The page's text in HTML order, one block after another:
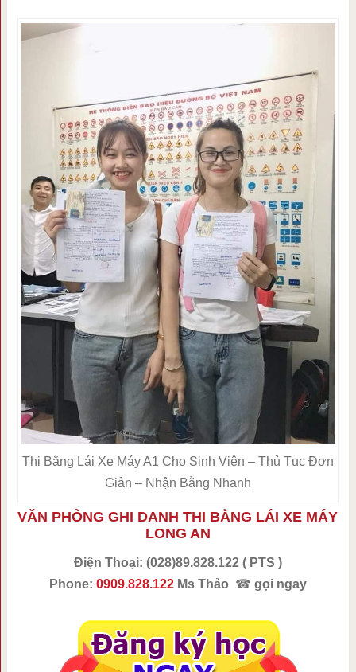
Thi Bằng Lái Xe Máy A1 Cho Sinh Viên – Thủ Tục Đơn
Giản – Nhận Bằng Nhanh
VĂN PHÒNG GHI DANH THI BẰNG LÁI XE MÁY
LONG AN
Điện Thoại: (028)89.828.122 ( PTS )
Phone: 0909.828.122Ms Thảo ☎ gọi ngay